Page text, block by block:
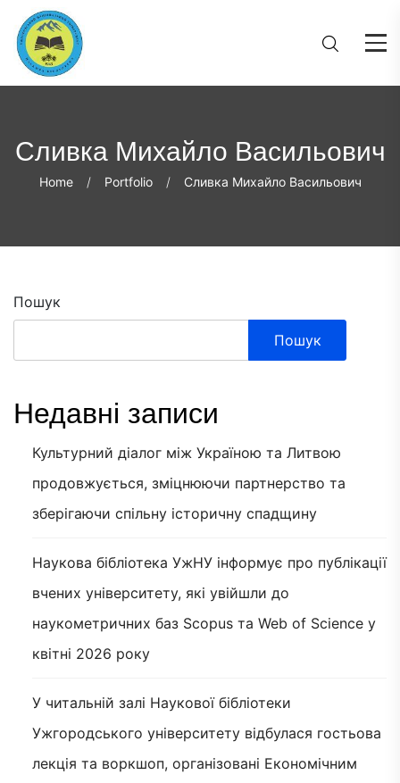
Сливка Михайло Васильович
Home Portfolio Сливка Михайло Васильович
Пошук
Пошук
Недавні записи
Культурний діалог між Україною та Литвою
продовжується, зміцнюючи партнерство та
зберігаючи спільну історичну спадщину
Наукова бібліотека УжНУ інформує про публікації
вчених університету, які увійшли до
наукометричних баз Scopus та Web of Science у
квітні 2026 року
У читальній залі Наукової бібліотеки
Ужгородського університету відбулася гостьова
лекція та воркшоп, організовані Економічним